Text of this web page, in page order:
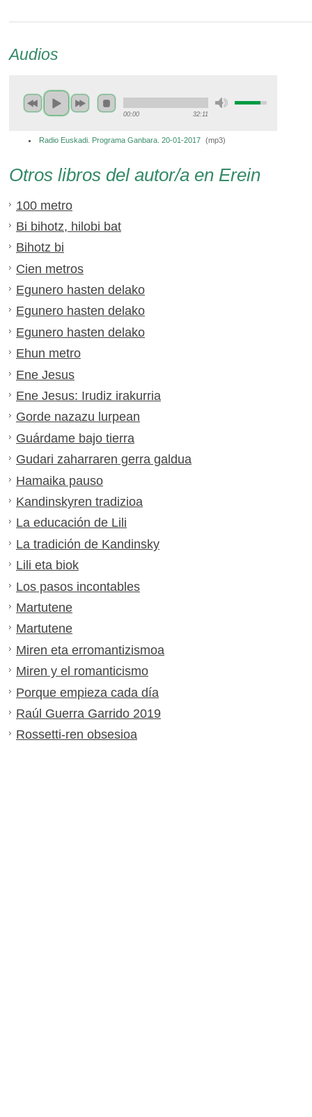
Audios
00:00 32:11
Radio Euskadi. Programa Ganbara. 20-01-2017 (mp3)
Otros libros del autor/a en Erein
100 metro
Bi bihotz, hilobi bat
Bihotz bi
Cien metros
Egunero hasten delako
Egunero hasten delako
Egunero hasten delako
Ehun metro
Ene Jesus
Ene Jesus: Irudiz irakurria
Gorde nazazu lurpean
Guárdame bajo tierra
Gudari zaharraren gerra galdua
Hamaika pauso
Kandinskyren tradizioa
La educación de Lili
La tradición de Kandinsky
Lili eta biok
Los pasos incontables
Martutene
Martutene
Miren eta erromantizismoa
Miren y el romanticismo
Porque empieza cada día
Raúl Guerra Garrido 2019
Rossetti-ren obsesioa